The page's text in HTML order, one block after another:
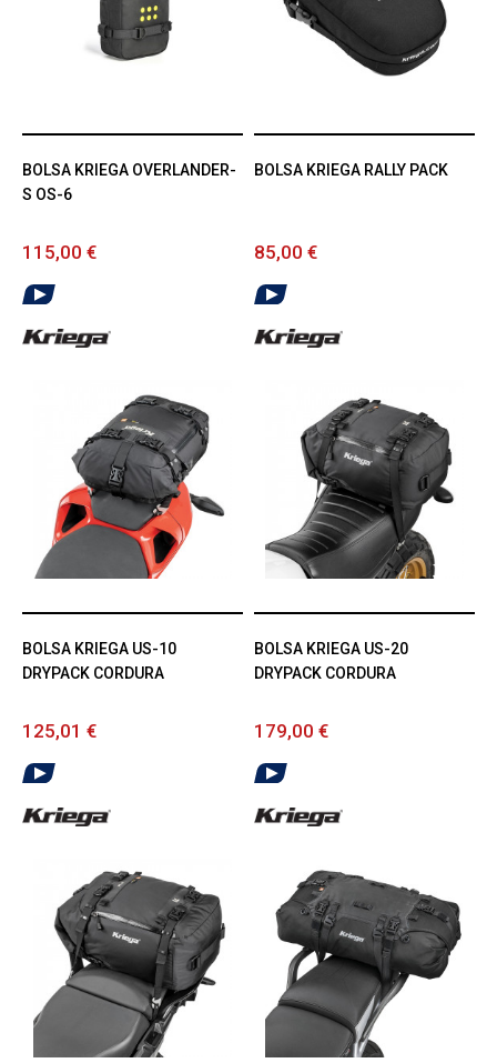
BOLSA KRIEGA OVERLANDER-
S OS-6
115,00 €
BOLSA KRIEGA RALLY PACK
85,00 €
BOLSA KRIEGA US-10
DRYPACK CORDURA
125,01 €
BOLSA KRIEGA US-20
DRYPACK CORDURA
179,00 €